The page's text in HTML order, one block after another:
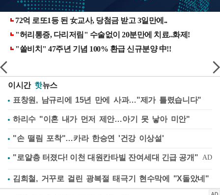
이시간 핫뉴스
표창원, 남규리에 15년 만에 사과…"제가 틀렸습니다"
하리수 "이혼 내가 먼저 제안…아기 못 낳아 미안"
"손 떨림 포착"…카라 한승연 '건강 이상설'
김희철, 거꾸로 걸린 광복절 태극기 현수막에 "X돌았네"